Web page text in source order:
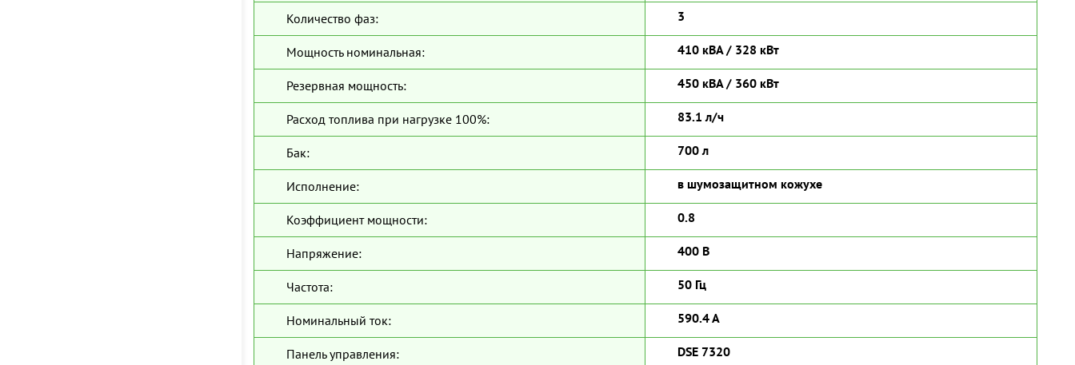
Количество фаз: 3
Мощность номинальная: 410 кВА / 328 кВт
Резервная мощность: 450 кВА / 360 кВт
Расход топлива при нагрузке 100%: 83.1 л/ч
Бак: 700 л
Исполнение: в шумозащитном кожухе
Коэффициент мощности: 0.8
Напряжение: 400 В
Частота: 50 Гц
Номинальный ток: 590.4 А
Панель управления: DSE 7320